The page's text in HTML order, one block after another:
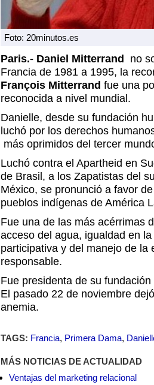
Foto: 20minutos.es
Paris.- Daniel Mitterrand
no
Francia de 1981 a 1995, la
François Mitterrand fue una
reconocida a nivel mundial.
Danielle, desde su fundación
luchó por los derechos
más oprimidos del tercer
Luchó contra el Apartheid en
de Brasil, a los Zapatistas del
México, se pronunció a favor
pueblos indígenas de América
Fue una de las más acérrimas
acceso del agua, igualdad en
participativa y del manejo de la
responsable.
Fue presidenta de su
El pasado 22 de noviembre
anemia.
TAGS: Francia, Primera Dama,
MÁS NOTICIAS DE ACTUALIDAD
Ventajas del marketing relacional